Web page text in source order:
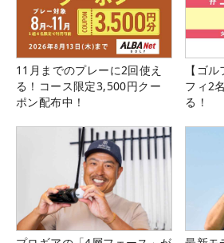
11月までのプレーに2回使え
る！コース限定3,500円クー
ポン配布中！
【ゴ
フィ2
る！